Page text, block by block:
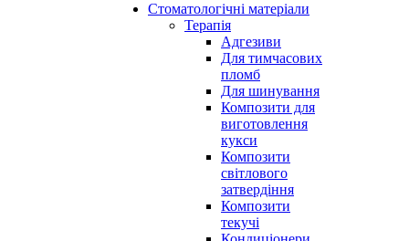
Стоматологічні матеріали
Терапія
Адгезиви
Для тимчасових
пломб
Для шинування
Композити для
виготовлення
кукси
Композити
світлового
затвердіння
Композити
текучі